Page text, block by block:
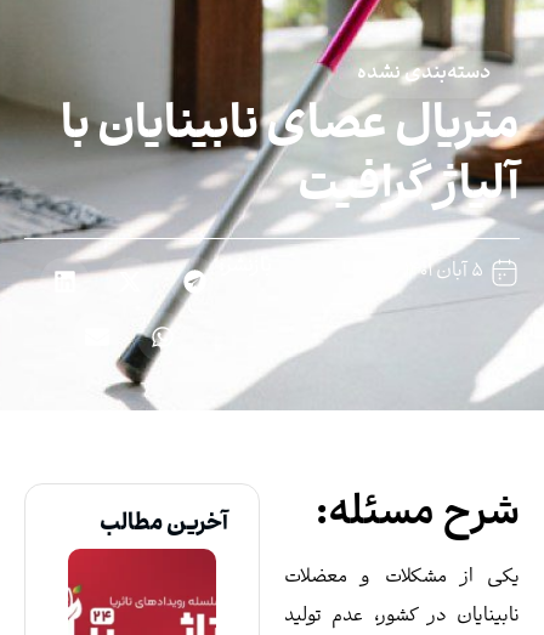
دسته‌بندی نشده
عصای نابینایان با
گرافیت
۵ آبان ۱۴۰۱
مسئله:
از مشکلات و معضلات
در کشور، عدم تولید
آخرین مطالب